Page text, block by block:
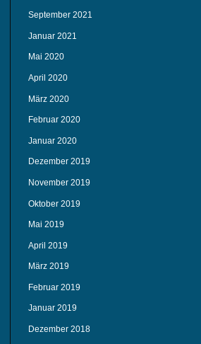
September 2021
Januar 2021
Mai 2020
April 2020
März 2020
Februar 2020
Januar 2020
Dezember 2019
November 2019
Oktober 2019
Mai 2019
April 2019
März 2019
Februar 2019
Januar 2019
Dezember 2018